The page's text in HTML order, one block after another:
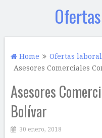
Home
Ofertas
Asesores Comerciales
Asesores
Bolívar
30 enero, 2018